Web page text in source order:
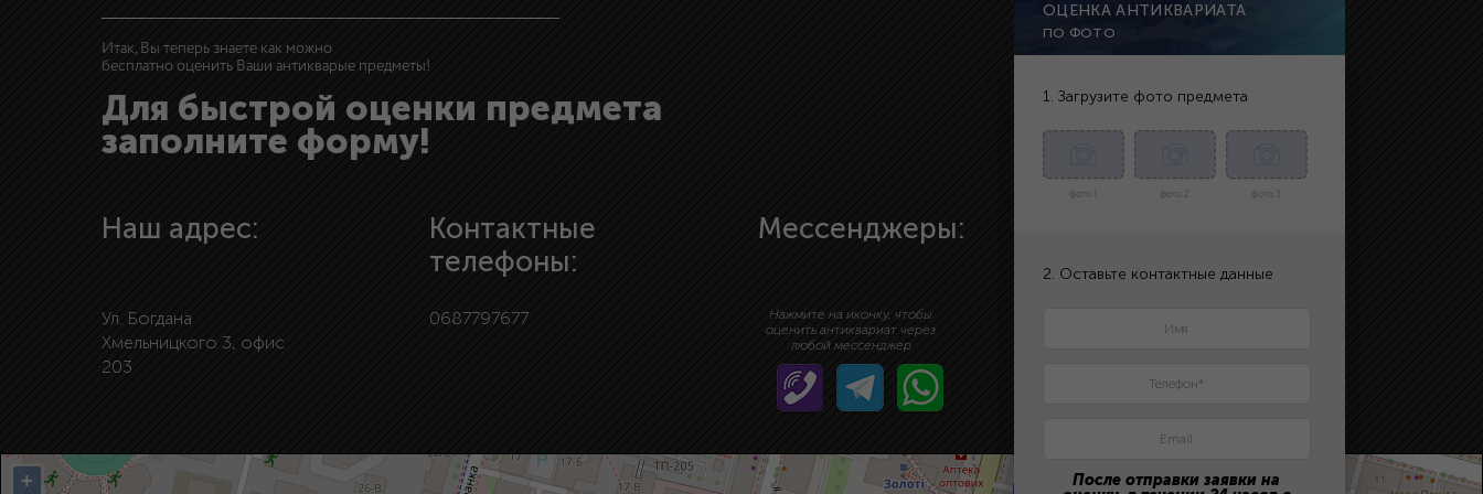
Итак, Вы теперь знаете как можно
бесплатно оценить Ваши антикварые предметы!
Для быстрой оценки предмета
заполните форму!
Наш адрес:
Ул. Богдана
Хмельницкого 3, офис
203
Контактные
телефоны:
0687797677
Мессенджеры:
Нажмите на иконку, чтобы
оценить антиквариат через
любой мессенджер
ОЦЕНКА АНТИКВАРИАТА
ПО ФОТО
1. Загрузите фото предмета
фото 1 фото 2 фото 3
2. Оставьте контактные данные
После отправки заявки на
+